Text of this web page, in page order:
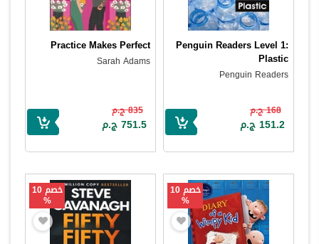
Penguin Readers Level 1:
Plastic
Penguin Readers
168 ج.م
151.2 ج.م
Practice Makes Perfect
Sarah Adams
835 ج.م
751.5 ج.م
خصم 10
%
خصم 10
%